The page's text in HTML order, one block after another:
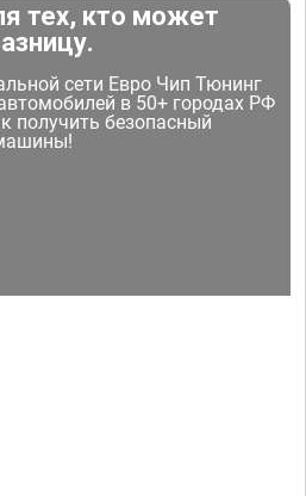
тех, кто может
сети Евро Чип Тюнинг
в 50+ городах РФ
получить безопасный